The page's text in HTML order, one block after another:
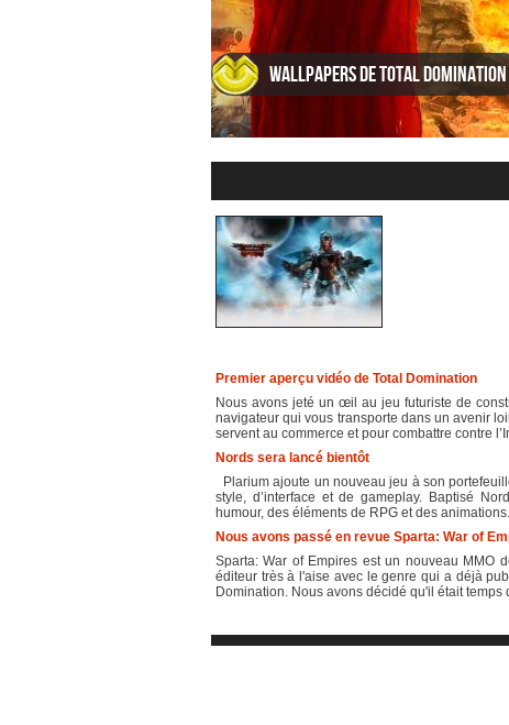
Wallpapers de Total Domination
Premier aperçu vidéo de Total Domination
Nous avons jeté un œil au jeu futuriste de
navigateur qui vous transporte dans un avenir
servent au commerce et pour combattre contre
Nords sera lancé bientôt
Plarium ajoute un nouveau jeu à son
style, d’interface et de gameplay. Baptisé
humour, des éléments de RPG et des
Nous avons passé en revue Sparta: War of
Sparta: War of Empires est un nouveau MMO
éditeur très à l'aise avec le genre qui a déjà
Domination. Nous avons décidé qu'il était temps